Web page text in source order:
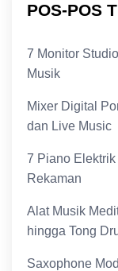
POS-POS
7 Monitor
Musik
Mixer Digital
dan Live Music
7 Piano
Rekaman
Alat Musik
hingga Tong
Saxophone